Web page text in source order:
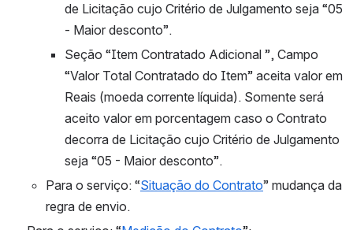
de Licitação cujo Critério de Julgamento seja “05
- Maior desconto”.
Seção “Item Contratado Adicional ”, Campo
“Valor Total Contratado do Item” aceita valor em
Reais (moeda corrente líquida). Somente será
aceito valor em porcentagem caso o Contrato
decorra de Licitação cujo Critério de Julgamento
seja “05 - Maior desconto”.
Para o serviço: “Situação do Contrato” mudança da
regra de envio.